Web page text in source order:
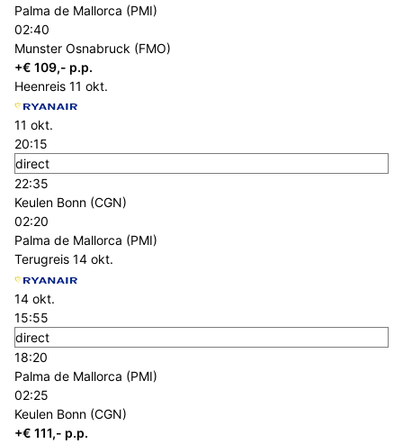
Palma de Mallorca (PMI)
02:40
Munster Osnabruck (FMO)
+€ 109,- p.p.
Heenreis 11 okt.
11 okt.
20:15
direct
22:35
Keulen Bonn (CGN)
02:20
Palma de Mallorca (PMI)
Terugreis 14 okt.
14 okt.
15:55
direct
18:20
Palma de Mallorca (PMI)
02:25
Keulen Bonn (CGN)
+€ 111,- p.p.